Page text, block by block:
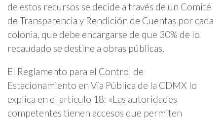
de estos recursos se decide a través de un Comité
de Transparencia y Rendición de Cuentas por cada
colonia, que debe encargarse de que 30% de lo
recaudado se destine a obras públicas.
El Reglamento para el Control de
Estacionamiento en Vía Pública de la CDMX lo
explica en el artículo 18: «Las autoridades
competentes tienen accesos que permiten